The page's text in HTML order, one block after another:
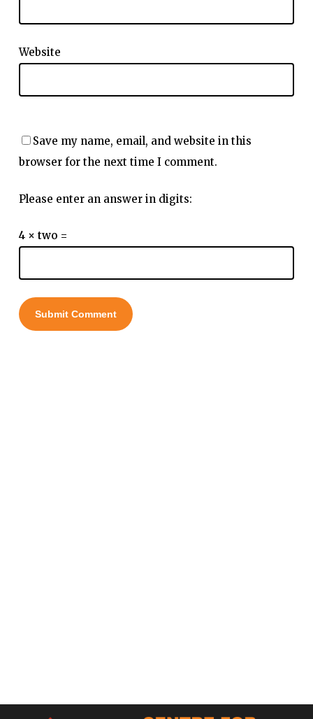
Website
Save my name, email, and website in this
browser for the next time I comment.
Please enter an answer in digits:
4 × two =